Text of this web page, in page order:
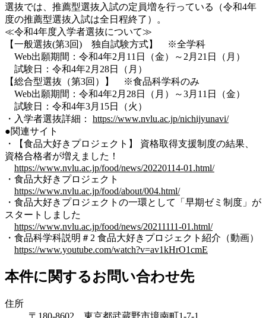
選抜では、推薦型選抜入試の定員増を行っている（令和4年
度の推薦型選抜入試は全日程終了）。
≪令和4年度入学者選抜について≫
【一般選抜(第3回) 独自試験方式】 ※全学科
Web出願期間：令和4年2月11日（金）～2月21日（月）
試験日：令和4年2月28日（月）
【総合型選抜（第3回）】 ※食品科学科のみ
Web出願期間：令和4年2月28日（月）～3月11日（金）
試験日：令和4年3月15日（火）
・入学者選抜詳細： https://www.nvlu.ac.jp/nichijyunavi/
●関連サイト
・【食品大好きプロジェクト】 資格取得支援制度の結果、
資格合格者が増えました！
https://www.nvlu.ac.jp/food/news/20220114-01.html/
・食品大好きプロジェクト
https://www.nvlu.ac.jp/food/about/004.html/
・食品大好きプロジェクトの一環として「早期ゼミ制度」が
スタートしました
https://www.nvlu.ac.jp/food/news/20211111-01.html/
・食品科学科説明＃2 食品大好きプロジェクト紹介（動画）
https://www.youtube.com/watch?v=av1kHrO1cmE
本件に関するお問い合わせ先
住所
〒180-8602 東京都武蔵野市境南町1-7-1